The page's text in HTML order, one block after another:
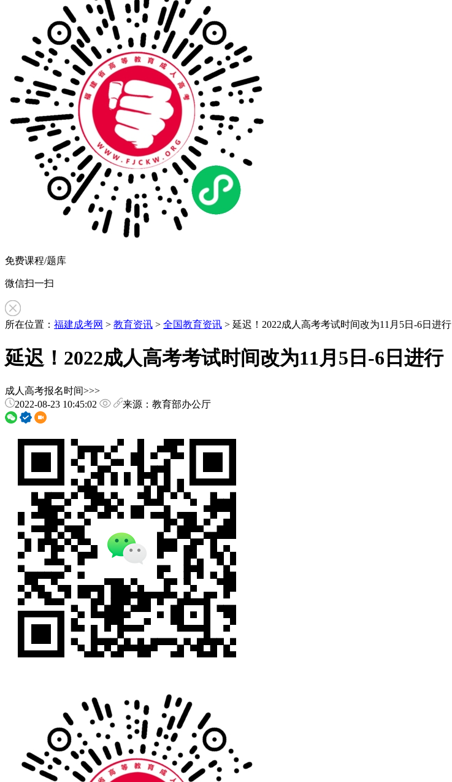
免费课程/题库
微信扫一扫
所在位置： 福建成考网 > 教育资讯 > 全国教育资讯 > 延迟！2022成人高考考试时间改为11月5日-6日进行
延迟！2022成人高考考试时间改为11月5日-6日进行
成人高考报名时间>>>
2022-08-23 10:45:02
来源：教育部办公厅